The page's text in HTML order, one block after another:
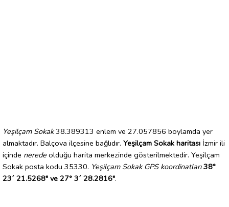
Yeşilçam Sokak38.389313 enlem ve 27.057856 boylamda yer
almaktadır. Balçova ilçesine bağlıdır. Yeşilçam Sokak haritası İzmir ili
içinde nerede olduğu harita merkezinde gösterilmektedir. Yeşilçam
Sokak posta kodu 35330. Yeşilçam Sokak GPS koordinatları 38°
23´ 21.5268" ve 27° 3´ 28.2816".